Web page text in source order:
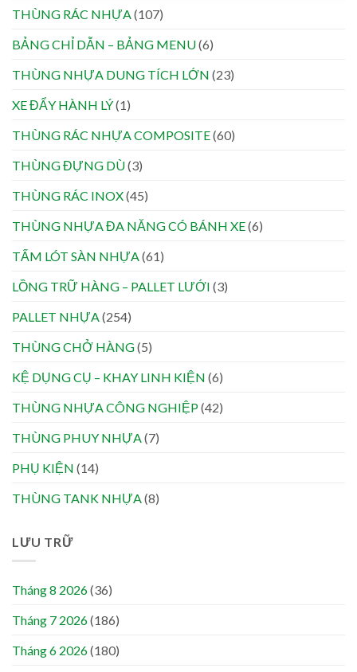
THÙNG RÁC NHỰA (107)
BẢNG CHỈ DẪN – BẢNG MENU(6)
THÙNG NHỰA DUNG TÍCH LỚN (23)
XE ĐẨY HÀNH LÝ(1)
THÙNG RÁC NHỰA COMPOSITE(60)
THÙNG ĐỰNG DÙ(3)
THÙNG RÁC INOX(45)
THÙNG NHỰA ĐA NĂNG CÓ BÁNH XE(6)
TẤM LÓT SÀN NHỰA (61)
LỒNG TRỮ HÀNG – PALLET LƯỚI (3)
PALLET NHỰA (254)
THÙNG CHỞ HÀNG(5)
KỆ DỤNG CỤ – KHAY LINH KIỆN (6)
THÙNG NHỰA CÔNG NGHIỆP(42)
THÙNG PHUY NHỰA (7)
PHỤ KIỆN (14)
THÙNG TANK NHỰA (8)
LƯU TRỮ
Tháng 8 2026(36)
Tháng 7 2026(186)
Tháng 6 2026(180)